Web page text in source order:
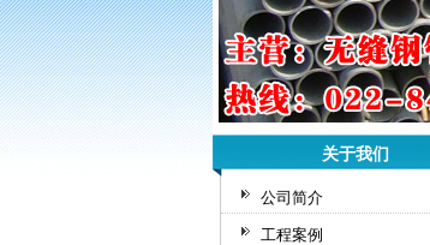
关于我们
公司简介
工程案例